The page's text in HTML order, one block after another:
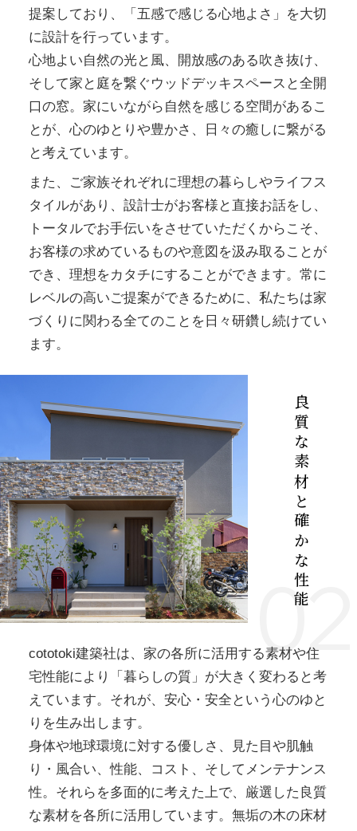
提案しており、「五感で感じる心地よさ」を大切
に設計を行っています。
心地よい自然の光と風、開放感のある吹き抜け、
そして家と庭を繋ぐウッドデッキスペースと全開
口の窓。家にいながら自然を感じる空間があるこ
とが、心のゆとりや豊かさ、日々の癒しに繋がる
と考えています。
また、ご家族それぞれに理想の暮らしやライフス
タイルがあり、設計士がお客様と直接お話をし、
トータルでお手伝いをさせていただくからこそ、
お客様の求めているものや意図を汲み取ることが
でき、理想をカタチにすることができます。常に
レベルの高いご提案ができるために、私たちは家
づくりに関わる全てのことを日々研鑽し続けてい
ます。
02
良質な素材と確かな性能
cototoki建築社は、家の各所に活用する素材や住
宅性能により「暮らしの質」が大きく変わると考
えています。それが、安心・安全という心のゆと
りを生み出します。
身体や地球環境に対する優しさ、見た目や肌触
り・風合い、性能、コスト、そしてメンテナンス
性。それらを多面的に考えた上で、厳選した良質
な素材を各所に活用しています。無垢の木の床材